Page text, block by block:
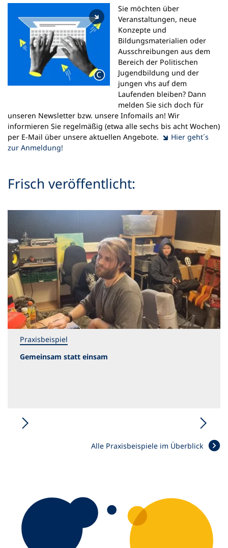
Sie möchten über
Veranstaltungen, neue
Konzepte und
Bildungsmaterialien oder
Ausschreibungen aus dem
Bereich der Politischen
Jugendbildung und der
jungen vhs auf dem
Laufenden bleiben? Dann
melden Sie sich doch für
unseren Newsletter bzw. unsere Infomails an! Wir
informieren Sie regelmäßig (etwa alle sechs bis acht Wochen)
per E-Mail über unsere aktuellen Angebote.
Hier geht´s
zur Anmeldung!
Frisch veröffentlicht:
Praxisbeispiel
Gemeinsam statt einsam
Alle Praxisbeispiele im Überblick